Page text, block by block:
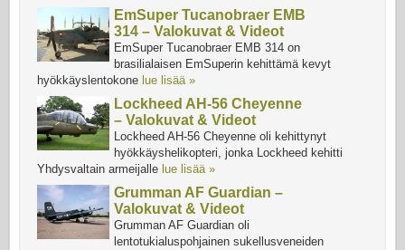
EmSuper Tucanobraer EMB
314 – Valokuvat & Videot
EmSuper Tucanobraer EMB 314 on
brasilialaisen EmSuperin kehittämä kevyt
hyökkäyslentokone lue lisää »
Lockheed AH-56 Cheyenne
– Valokuvat & Videot
Lockheed AH-56 Cheyenne oli kehittynyt
hyökkäyshelikopteri, jonka Lockheed kehitti
Yhdysvaltain armeijalle lue lisää »
Grumman AF Guardian –
Valokuvat & Videot
Grumman AF Guardian oli
lentotukialuspohjainen sukellusveneiden